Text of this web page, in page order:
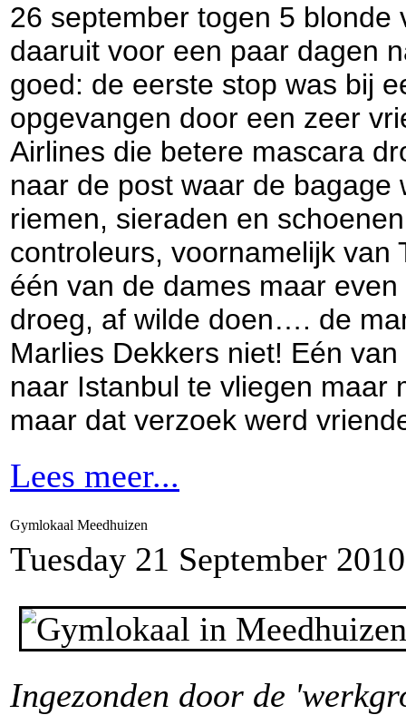
26 september togen 5
daaruit voor een paar dagen
goed: de eerste stop was bij
opgevangen door een zeer
Airlines die betere mascara
naar de post waar de
riemen, sieraden en
controleurs, voornamelijk van
één van de dames maar
droeg, af wilde doen…. de
Marlies Dekkers niet! Eén
naar Istanbul te vliegen maar
maar dat verzoek werd
Lees meer...
Gymlokaal Meedhuizen
Tuesday 21 September 2010
Ingezonden door de